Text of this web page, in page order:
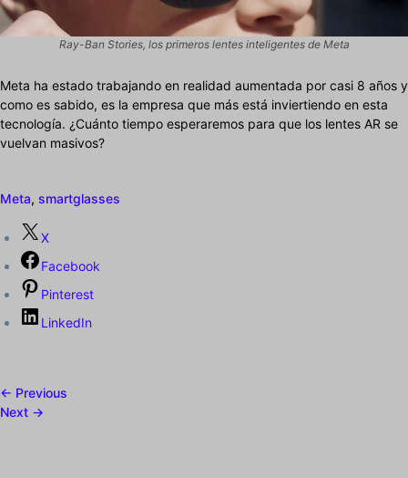
Ray-Ban Stories, los primeros lentes inteligentes de Meta
Meta ha estado trabajando en realidad aumentada por casi 8 años y
como es sabido, es la empresa que más está inviertiendo en esta
tecnología. ¿Cuánto tiempo esperaremos para que los lentes AR se
vuelvan masivos?
Meta, smartglasses
X
Facebook
Pinterest
LinkedIn
← Previous
Next →